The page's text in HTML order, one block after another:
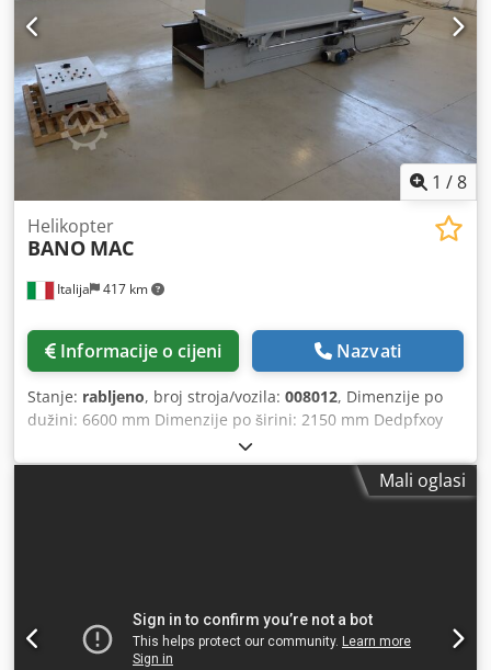
1 /8
Italija 417 km
Helikopter
BANO MAC
Informacije o cijeni Nazvati
Stanje: rabljeno, broj stroja/vozila: 008012, Dimenzije po
dužini: 6600 mm Dimenzije po širini: 2150 mm Dedpfxoy
Nkqlj Agpjkr Dužina tovarnog prostora: 2900 mm Širina
tovarnog prostora: 1400 mm Snaga osovine pile: 37 kW
Mali oglasi